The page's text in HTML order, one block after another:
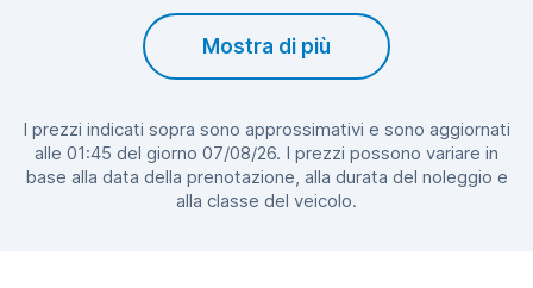
Mostra di più
I prezzi indicati sopra sono approssimativi e sono aggiornati
alle 01:45 del giorno 07/08/26. I prezzi possono variare in
base alla data della prenotazione, alla durata del noleggio e
alla classe del veicolo.